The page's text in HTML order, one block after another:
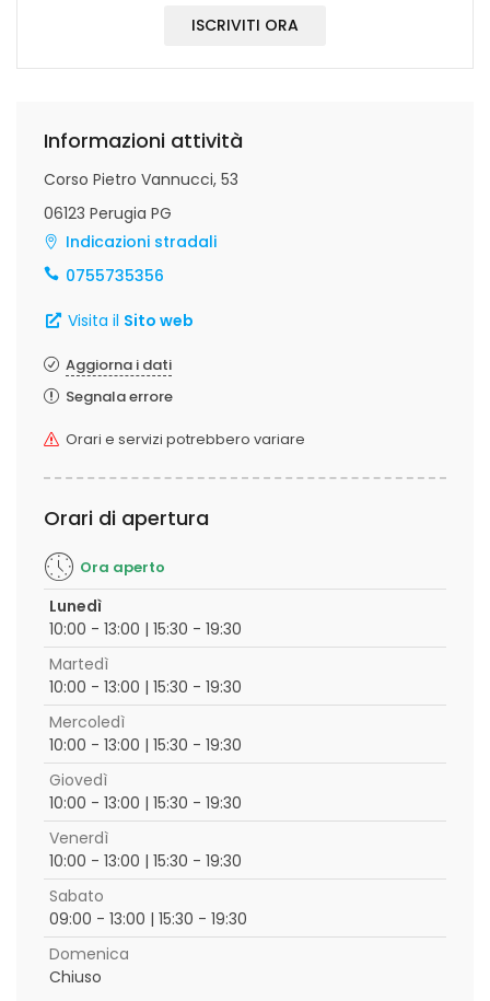
ISCRIVITI ORA
Informazioni attività
Corso Pietro Vannucci, 53
06123 Perugia PG
Indicazioni stradali
0755735356
Visita il Sito web
Aggiorna i dati
Segnala errore
Orari e servizi potrebbero variare
Orari di apertura
Ora aperto
Lunedì
10:00 - 13:00 | 15:30 - 19:30
Martedì
10:00 - 13:00 | 15:30 - 19:30
Mercoledì
10:00 - 13:00 | 15:30 - 19:30
Giovedì
10:00 - 13:00 | 15:30 - 19:30
Venerdì
10:00 - 13:00 | 15:30 - 19:30
Sabato
09:00 - 13:00 | 15:30 - 19:30
Domenica
Chiuso